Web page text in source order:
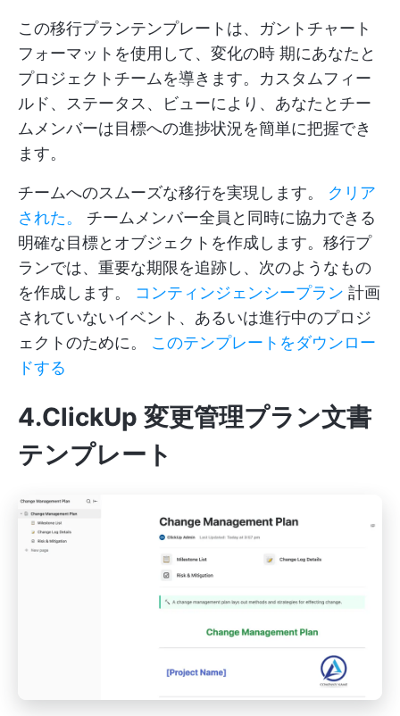
この移行プランテンプレートは、ガントチャート
フォーマットを使用して、変化の時 期にあなたと
プロジェクトチームを導きます。カスタムフィー
ルド、ステータス、ビューにより、あなたとチー
ムメンバーは目標への進捗状況を簡単に把握でき
ます。
チームへのスムーズな移行を実現します。 クリア
された。
チームメンバー全員と同時に協力できる
明確な目標とオブジェクトを作成します。移行プ
ランでは、重要な期限を追跡し、次のようなもの
を作成します。 コンティンジェンシープラン 計画
されていないイベント、あるいは進行中のプロジ
ェクトのために。 このテンプレートをダウンロー
ドする
4.ClickUp 変更管理プラン文書
テンプレート